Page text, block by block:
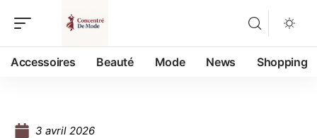
Accessoires Beauté Mode News Shopping
3 avril 2026